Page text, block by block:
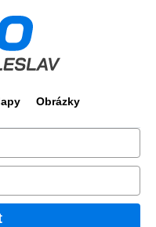
Obrázky